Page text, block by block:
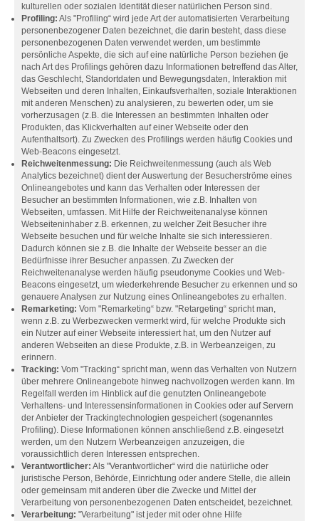
kulturellen oder sozialen Identität dieser natürlichen Person sind.
Profiling: Als "Profiling“ wird jede Art der automatisierten Verarbeitung
personenbezogener Daten bezeichnet, die darin besteht, dass diese
personenbezogenen Daten verwendet werden, um bestimmte
persönliche Aspekte, die sich auf eine natürliche Person beziehen (je
nach Art des Profilings gehören dazu Informationen betreffend das Alter,
das Geschlecht, Standortdaten und Bewegungsdaten, Interaktion mit
Webseiten und deren Inhalten, Einkaufsverhalten, soziale Interaktionen
mit anderen Menschen) zu analysieren, zu bewerten oder, um sie
vorherzusagen (z.B. die Interessen an bestimmten Inhalten oder
Produkten, das Klickverhalten auf einer Webseite oder den
Aufenthaltsort). Zu Zwecken des Profilings werden häufig Cookies und
Web-Beacons eingesetzt.
Reichweitenmessung: Die Reichweitenmessung (auch als Web
Analytics bezeichnet) dient der Auswertung der Besucherströme eines
Onlineangebotes und kann das Verhalten oder Interessen der
Besucher an bestimmten Informationen, wie z.B. Inhalten von
Webseiten, umfassen. Mit Hilfe der Reichweitenanalyse können
Webseiteninhaber z.B. erkennen, zu welcher Zeit Besucher ihre
Webseite besuchen und für welche Inhalte sie sich interessieren.
Dadurch können sie z.B. die Inhalte der Webseite besser an die
Bedürfnisse ihrer Besucher anpassen. Zu Zwecken der
Reichweitenanalyse werden häufig pseudonyme Cookies und Web-
Beacons eingesetzt, um wiederkehrende Besucher zu erkennen und so
genauere Analysen zur Nutzung eines Onlineangebotes zu erhalten.
Remarketing: Vom "Remarketing“ bzw. "Retargeting“ spricht man,
wenn z.B. zu Werbezwecken vermerkt wird, für welche Produkte sich
ein Nutzer auf einer Webseite interessiert hat, um den Nutzer auf
anderen Webseiten an diese Produkte, z.B. in Werbeanzeigen, zu
erinnern.
Tracking: Vom "Tracking“ spricht man, wenn das Verhalten von Nutzern
über mehrere Onlineangebote hinweg nachvollzogen werden kann. Im
Regelfall werden im Hinblick auf die genutzten Onlineangebote
Verhaltens- und Interessensinformationen in Cookies oder auf Servern
der Anbieter der Trackingtechnologien gespeichert (sogenanntes
Profiling). Diese Informationen können anschließend z.B. eingesetzt
werden, um den Nutzern Werbeanzeigen anzuzeigen, die
voraussichtlich deren Interessen entsprechen.
Verantwortlicher: Als "Verantwortlicher“ wird die natürliche oder
juristische Person, Behörde, Einrichtung oder andere Stelle, die allein
oder gemeinsam mit anderen über die Zwecke und Mittel der
Verarbeitung von personenbezogenen Daten entscheidet, bezeichnet.
Verarbeitung: "Verarbeitung" ist jeder mit oder ohne Hilfe